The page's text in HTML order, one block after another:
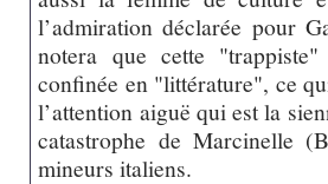
l’admiration déclarée pour
notera que cette
confinée en "littérature", ce
l’attention aiguë qui est la
catastrophe de Marcinelle
mineurs italiens.